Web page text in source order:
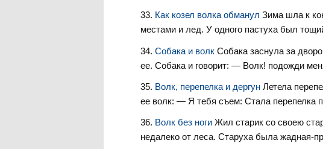
Как козел волка обманул Зима шла к
местами и лед. У одного пастуха был
Собака и волк Собака заснула за
ее. Собака и говорит: — Волк! подожди
Волк, перепелка и дергун Летела
ее волк: — Я тебя съем: Стала перепелка
Волк без ноги Жил старик со своею
недалеко от леса. Старуха была жадная-